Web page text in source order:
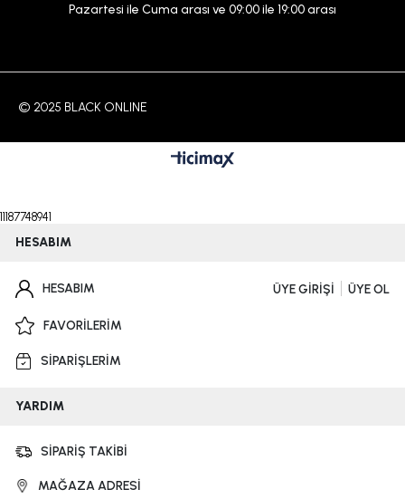
Pazartesi ile Cuma arası ve 09:00 ile 19:00 arası
© 2025 BLACK ONLINE
11187748941
HESABIM
HESABIM ÜYE GİRİŞİ ÜYE OL
FAVORİLERİM
SİPARİŞLERİM
YARDIM
SİPARİŞ TAKİBİ
MAĞAZA ADRESİ